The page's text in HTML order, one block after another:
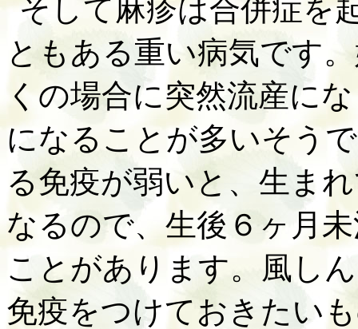
そして麻疹は合併症を
ともある重い病気です
くの場合に突然流産に
になることが多いそう
る免疫が弱いと、生ま
なるので、生後６ヶ月
ことがあります。風し
免疫をつけておきたい